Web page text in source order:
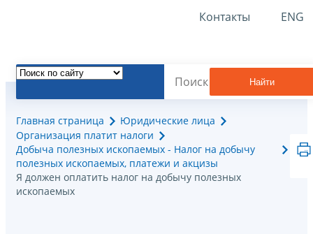
Контакты ENG
Найти
Главная страница
Юридические лица
Организация платит налоги
Добыча полезных ископаемых - Налог на добычу
полезных ископаемых, платежи и акцизы
Я должен оплатить налог на добычу полезных
ископаемых